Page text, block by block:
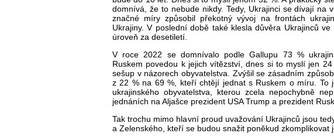
domnívá, že to nebude nikdy. Tedy, Ukrajinci se dívají na v
značné míry způsobil překotný vývoj na frontách
Ukrajiny. V poslední době také klesla důvěra Ukrajinců ve
úroveň za desetiletí.
V roce 2022 se domnívalo podle Gallupu 73 %
Ruskem povedou k jejich vítězství, dnes si to myslí jen 24
sešup v názorech obyvatelstva. Zvýšil se zásadním zp
z 22 % na 69 %, kteří chtějí jednat s Ruskem o míru. To
ukrajinského obyvatelstva, kterou zcela nepochybně
jednáních na Aljašce prezident USA Trump a prezident
Tak trochu mimo hlavní proud uvažování Ukrajinců jsou
a Zelenského , kteří se budou snažit poněkud zkomplikovat